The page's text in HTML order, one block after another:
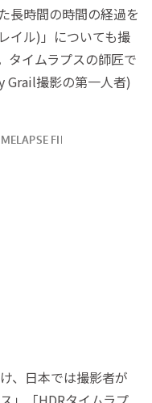
長時間の時間の経過を
イル)」についても撮
タイムラプスの師匠で
Grail撮影の第一人者)
、日本では撮影者が